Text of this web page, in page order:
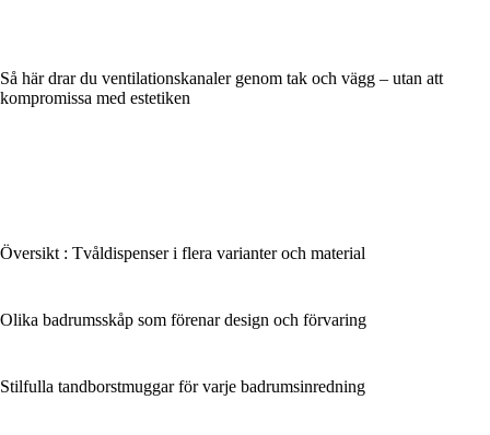
Så här drar du ventilationskanaler genom tak och vägg – utan att
kompromissa med estetiken
Översikt : Tvåldispenser i flera varianter och material
Olika badrumsskåp som förenar design och förvaring
Stilfulla tandborstmuggar för varje badrumsinredning